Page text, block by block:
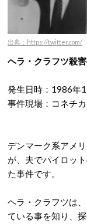
出典：https://twitter.com/
ヘラ・クラフツ殺
発生日時：1986年
事件現場：コネチ
デンマーク系アメ
が、夫でパイロッ
た事件です。
ヘラ・クラフツは
ている事を知り、